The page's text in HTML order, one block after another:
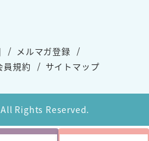
メルマガ登録
員規約 サイトマップ
Rights Reserved.